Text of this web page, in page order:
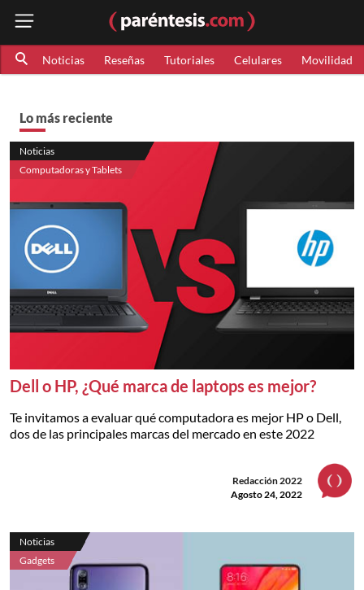
Noticias Reseñas Tutoriales Celulares Movilidad
Lo más reciente
Noticias
Computadoras y Tablets
Dell o HP, ¿Qué marca de laptops es mejor?
Te invitamos a evaluar qué computadora es mejor HP o Dell,
dos de las principales marcas del mercado en este 2022
Redacción 2022
Agosto 24, 2022
Noticias
Gadgets